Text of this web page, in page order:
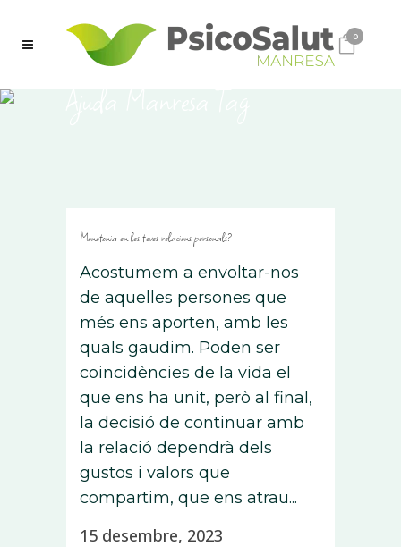
0
Monotonia en les teves relacions personals?
Acostumem a envoltar-nos
de aquelles persones que
més ens aporten, amb les
quals gaudim. Poden ser
coincidències de la vida el
que ens ha unit, però al final,
la decisió de continuar amb
la relació dependrà dels
gustos i valors que
compartim, que ens atrau...
15 desembre, 2023